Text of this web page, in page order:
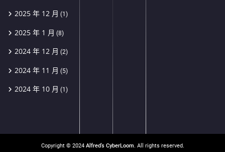
2025 年 12 月 (1)
2025 年 1 月 (8)
2024 年 12 月 (2)
2024 年 11 月 (5)
2024 年 10 月 (1)
Copyright © 2024 Alfred's CyberLoom. All rights reserved.